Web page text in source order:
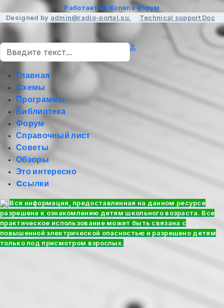
Работает на Kunena форум
Designed by admin@radio-portal.su. Technical support Doc
Поиск
Главная
Cхемы
Программы
Библиотека
Форум
Справочный лист
Советы
Обзоры
Это интересно
Cсылки
Вся информация, предоставленная на данном ресурсе
разрешена к ознакомлению детям школьного возраста. Все
практическое использование может быть связана с
повышенной электрической опасностью и разрешено детям
только под присмотром взрослых.